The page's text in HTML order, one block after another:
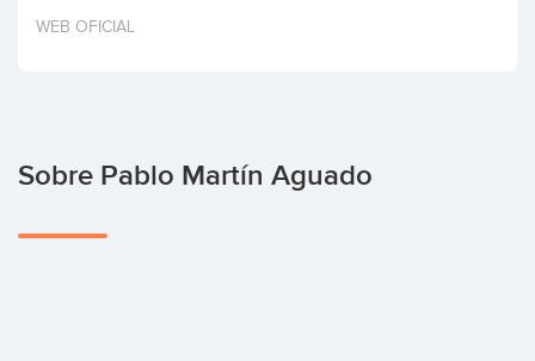
Invertir
WEB OFICIAL
Sobre Pablo Martín Aguado